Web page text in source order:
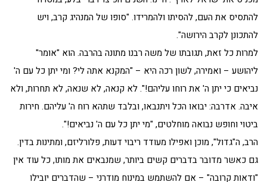
להתסיס את העם, להסיתו ולהמרידו. "סופו של המנהיג קרב, ויש
להתכונן לקרב הירושה".
למרות כל זאת, תגובתו של משה רבנו מתונה בהרבה. הוא "אומר"
ליהושע – ואמירה, לשון רכה היא – "המקנא אתה לי? ומי יתן כל עם ה'
נביאים כי יתן ה' את רוחו עליהם!". לא קנאה, לא שנאה, לא תחרות, ולא
איבה. אדרבה: יבואו הכל ויתנבאו, ובלבד שתהא רוח ה' עליהם. חירות
ביטוי וחופש נבואה מוחלטים, "מי יתן כל עם ה' נביאים!".
הרב, ה"גדול", מוכן ואפילו מעודד ריבוי דעות, פלורליזם, ומתינות בדין.
גם כאשר מדובר בדברים קשים ביותר, שמנבאים את מותו, כל עוד אין
"ודאות קרובה" – אם להשתמש במינוח מודרני – שהדברים יובילו